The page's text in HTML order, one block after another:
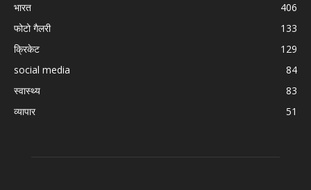
भारत
406
फोटो गैलरी
133
क्रिकेट
129
social media
84
स्वास्थ्य
83
व्यापार
51